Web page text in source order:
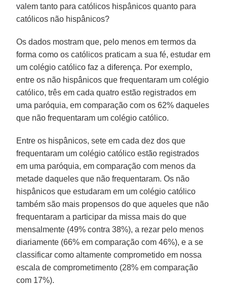
valem tanto para católicos hispânicos quanto para
católicos não hispânicos?
Os dados mostram que, pelo menos em termos da
forma como os católicos praticam a sua fé, estudar em
um colégio católico faz a diferença. Por exemplo,
entre os não hispânicos que frequentaram um colégio
católico, três em cada quatro estão registrados em
uma paróquia, em comparação com os 62% daqueles
que não frequentaram um colégio católico.
Entre os hispânicos, sete em cada dez dos que
frequentaram um colégio católico estão registrados
em uma paróquia, em comparação com menos da
metade daqueles que não frequentaram. Os não
hispânicos que estudaram em um colégio católico
também são mais propensos do que aqueles que não
frequentaram a participar da missa mais do que
mensalmente (49% contra 38%), a rezar pelo menos
diariamente (66% em comparação com 46%), e a se
classificar como altamente comprometido em nossa
escala de comprometimento (28% em comparação
com 17%).